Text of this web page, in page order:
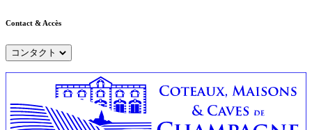
Contact & Accès
コンタクト